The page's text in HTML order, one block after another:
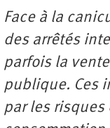
Face à la
des arrêtés
parfois la
publique. Ces
par les risques